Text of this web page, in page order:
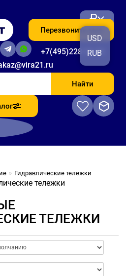
+7(495)228-06-56
Перезвоните мне
₽
USD
RUB
Найти
Гидравлические тележки
тележки
ТЕЛЕЖКИ